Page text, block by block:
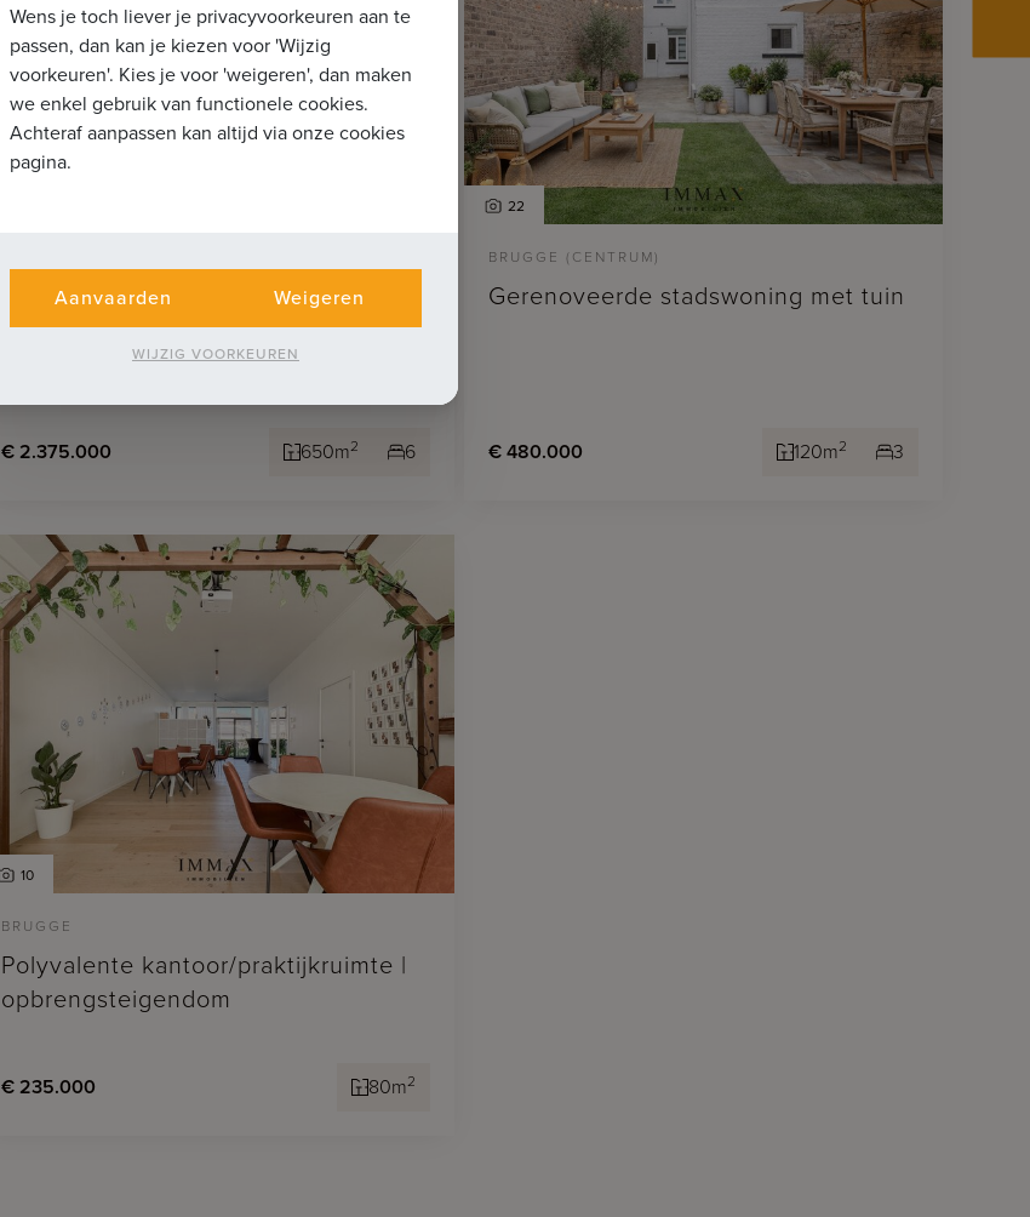
Te renoveren villa nabij La Reserve
en Casino
€ 2.375.000 650m2 6
22
BRUGGE (CENTRUM)
Gerenoveerde stadswoning met tuin
€ 480.000 120m2 3
10
BRUGGE
Polyvalente kantoor/praktijkruimte |
opbrengsteigendom
€ 235.000 80m2
Wens je toch liever je privacyvoorkeuren aan te
passen, dan kan je kiezen voor 'Wijzig
voorkeuren'. Kies je voor 'weigeren', dan maken
we enkel gebruik van functionele cookies.
Achteraf aanpassen kan altijd via onze cookies
pagina.
Aanvaarden Weigeren
WIJZIG VOORKEUREN